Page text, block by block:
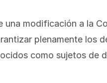
una modificación a la
plenamente los
como sujetos de